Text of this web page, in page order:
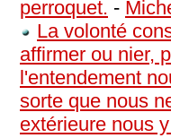
perroquet. -
La volonté
affirmer ou nier,
l'entendement
sorte que nous
extérieure nous